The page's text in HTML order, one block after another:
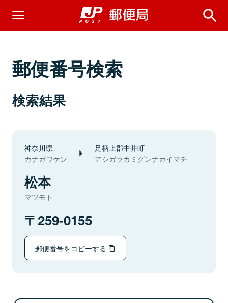
郵便番号検索
検索結果
神奈川県
カナガワケン
足柄上郡中井町
アシガラカミグンナカイマチ
松本
マツモト
259-0155
郵便番号をコピーする